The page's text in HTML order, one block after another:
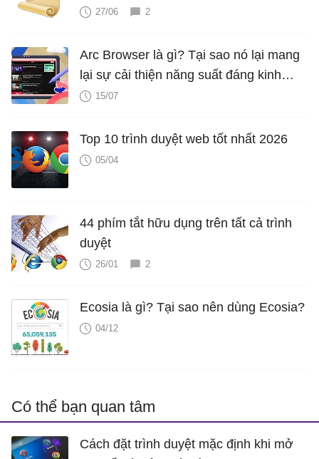
27/06 2
Arc Browser là gì? Tại sao nó lại mang
lại sự cải thiện năng suất đáng kinh
ngạc?
15/07
Top 10 trình duyệt web tốt nhất 2026
05/04
44 phím tắt hữu dụng trên tất cả trình
duyệt
26/01 2
Ecosia là gì? Tại sao nên dùng Ecosia?
04/12
Có thể bạn quan tâm
Cách đặt trình duyệt mặc định khi mở